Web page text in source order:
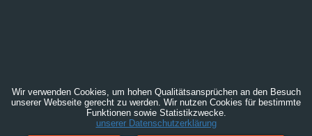
Wir verwenden Cookies, um hohen Qualitätsansprüchen an den Besuch
unserer Webseite gerecht zu werden. Wir nutzen Cookies für bestimmte
Funktionen sowie Statistikzwecke.
unserer Datenschutzerklärung